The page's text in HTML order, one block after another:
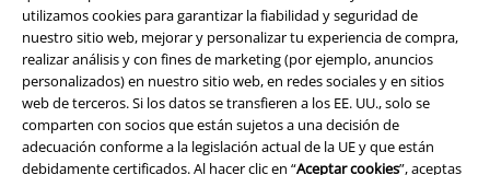
utilizamos cookies para garantizar la fiabilidad y seguridad de
nuestro sitio web, mejorar y personalizar tu experiencia de compra,
realizar análisis y con fines de marketing (por ejemplo, anuncios
personalizados) en nuestro sitio web, en redes sociales y en sitios
web de terceros. Si los datos se transfieren a los EE. UU., solo se
comparten con socios que están sujetos a una decisión de
adecuación conforme a la legislación actual de la UE y que están
debidamente certificados. Al hacer clic en “Aceptar cookies”, aceptas
Legal
Términos y Condiciones